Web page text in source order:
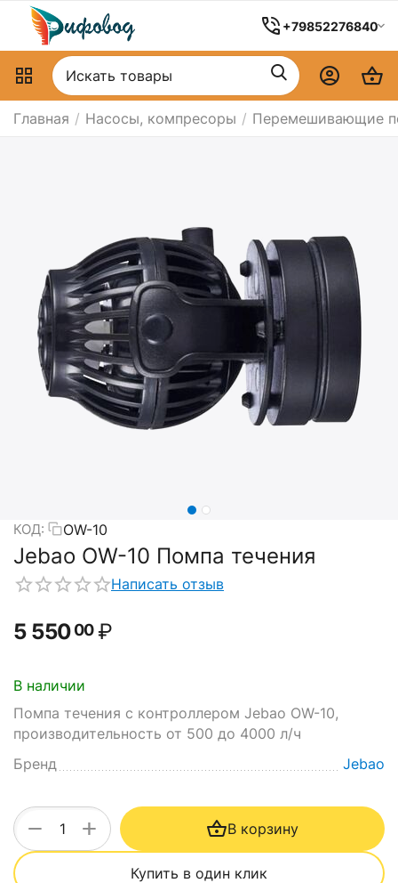
+79852276840
Главная / Насосы, компресоры / Перемешивающие
КОД: OW-10
Jebao OW-10 Помпа течения
Написать отзыв
5 55000 ₽
В наличии
Помпа течения с контроллером Jebao OW-10,
производительность от 500 до 4000 л/ч
Бренд
Jebao
+
− В корзину
Купить в один клик